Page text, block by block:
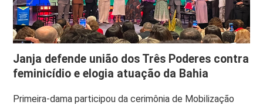
Janja defende união dos Três Poderes contra
feminicídio e elogia atuação da Bahia
Primeira-dama participou da cerimônia de Mobilização